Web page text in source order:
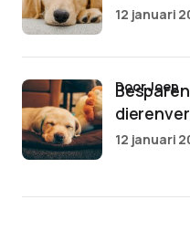
12 januari
door Joep
12 januari